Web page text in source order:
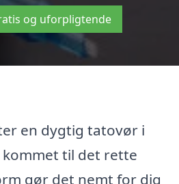
og uforpligtende
en dygtig tatovør i
kommet til det rette
gør det nemt for dig